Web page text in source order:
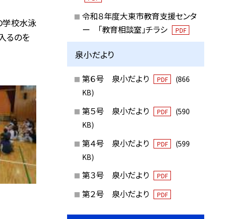
学校水泳
るのを
令和８年度大東市教育支援センタ
ー 「教育相談室」チラシ
PDF
泉小だより
第６号 泉小だより PDF
(866
KB)
第５号 泉小だより PDF
(590
KB)
第４号 泉小だより PDF
(599
KB)
第３号 泉小だより PDF
第２号 泉小だより PDF